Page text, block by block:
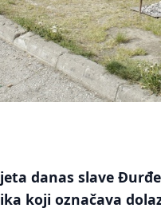
danas slave
koji označava